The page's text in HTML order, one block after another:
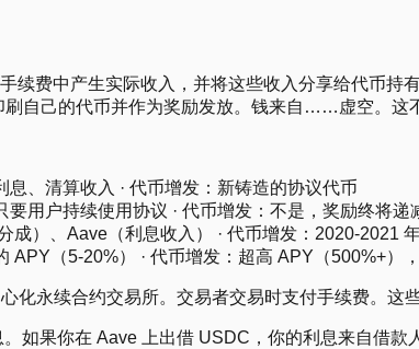
续费中产生实际收入，并将这些收入分享给代币持
刷自己的代币并作为奖励发放。钱来自……虚空。这
、清算收入 · 代币增发：新铸造的协议代币
用户持续使用协议 · 代币增发：不是，奖励终将递
）、Aave（利息收入） · 代币增发：2020-2021
APY（5-20%） · 代币增发：超高 APY（500%+）
化永续合约交易所。交易者交易时支付手续费。
如果你在 Aave 上出借 USDC，你的利息来自借款